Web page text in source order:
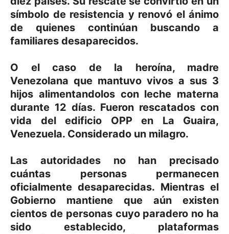
símbolo de resistencia y renovó el ánimo
de quienes continúan buscando a
familiares desaparecidos.
O el caso de la heroína, madre
Venezolana que mantuvo vivos a sus 3
hijos alimentandolos con leche materna
durante 12 días. Fueron rescatados con
vida del edificio OPP en La Guaira,
Venezuela. Considerado un milagro.
Las autoridades no han precisado
cuántas personas permanecen
oficialmente desaparecidas. Mientras el
Gobierno mantiene que aún existen
cientos de personas cuyo paradero no ha
sido establecido, plataformas